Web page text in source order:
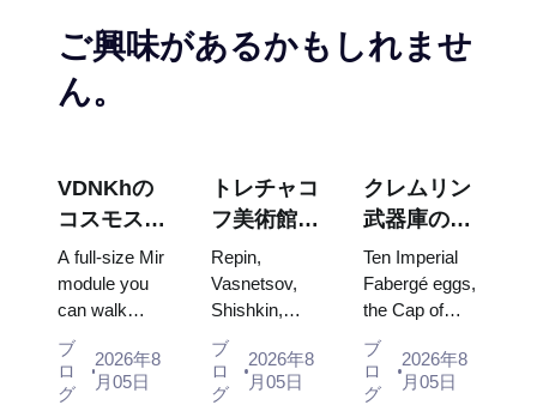
ご興味があるかもしれませ
ん。
VDNKhの
コスモス・
パビリオ
ン：ロシア
最大の宇宙
博覧会内部
A full-size Mir
module you
can walk
through, the
Energia–
Buran model,
ブ
ロ
グ
2026年8
月05日
トレチャコ
フ美術館の
傑作：計画
を立てる価
値のある絵
画
Repin,
Vasnetsov,
Shishkin,
Vrubel, Serov
and Surikov
— the works
ブ
ロ
グ
2026年8
月05日
クレムリン
武器庫の
宝：ファベ
ルジェの
卵、玉座、
戴冠式の衣
装
Ten Imperial
Fabergé eggs,
the Cap of
Monomakh,
the double
throne of two
ブ
ロ
グ
2026年8
月05日